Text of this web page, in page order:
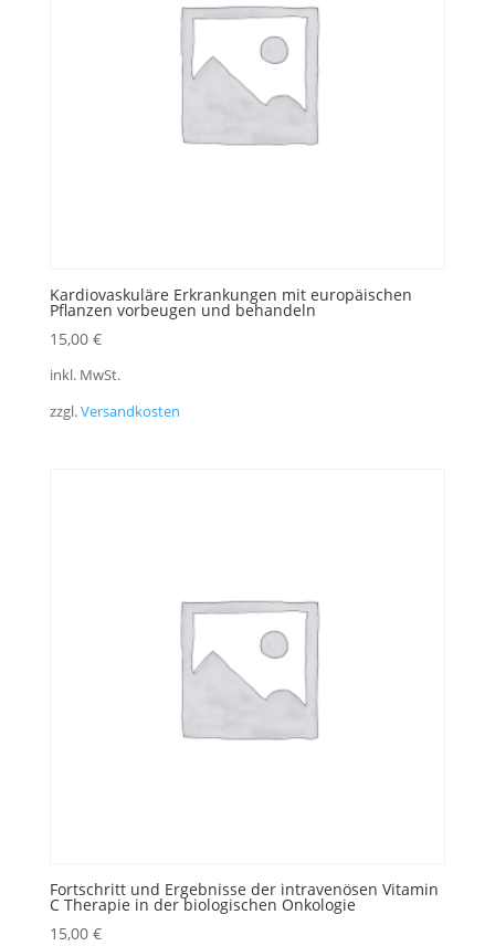
Kardiovaskuläre Erkrankungen mit europäischen
Pflanzen vorbeugen und behandeln
15,00 €
inkl. MwSt.
zzgl.Versandkosten
Fortschritt und Ergebnisse der intravenösen Vitamin
C Therapie in der biologischen Onkologie
15,00 €